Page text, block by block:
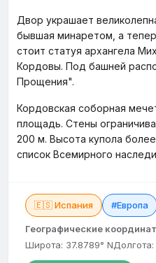
Двор украшает
бывшая минаретом, а
стоит статуя архангела
Кордовы. Под башней
Прощения".
Кордовская соборная
площадь. Стены
200 м. Высота купола
список Всемирного
🇪🇸 Испания #Европа
Географические
Широта: 37.8789° N